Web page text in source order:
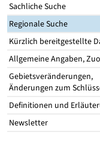
Sachliche Suche
Regionale Suche
Kürzlich bereitgestellte
Allgemeine Angaben,
Gebietsveränderungen,
Änderungen zum
Definitionen und
Newsletter